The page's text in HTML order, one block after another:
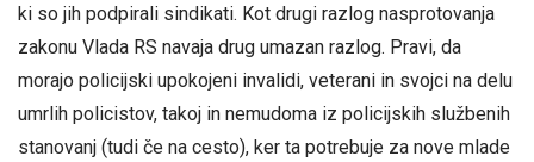
ki so jih podpirali sindikati. Kot drugi razlog nasprotovanja
zakonu Vlada RS navaja drug umazan razlog. Pravi, da
morajo policijski upokojeni invalidi, veterani in svojci na delu
umrlih policistov, takoj in nemudoma iz policijskih službenih
stanovanj (tudi če na cesto), ker ta potrebuje za nove mlade